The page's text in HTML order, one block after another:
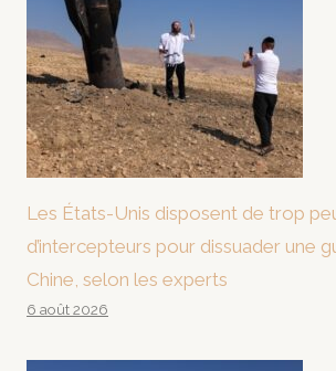
Les États-Unis disposent de trop
d’intercepteurs pour dissuader une
Chine, selon les experts
6 août 2026